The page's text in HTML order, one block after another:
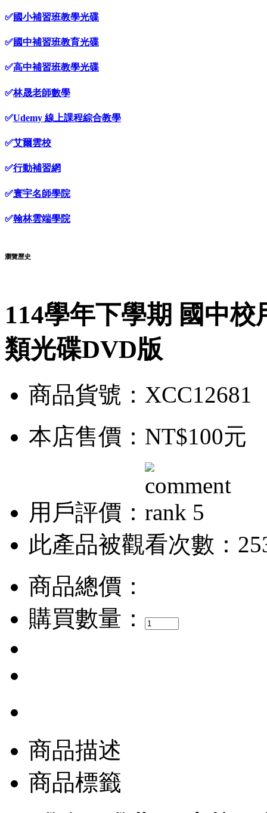
✅國小補習班教學光碟
✅國中補習班教育光碟
✅高中補習班教學光碟
✅林晟老師數學
✅Udemy 線上課程綜合教學
✅艾爾雲校
✅行動補習網
✅寰宇名師學院
✅翰林雲端學院
瀏覽歷史
114學年下學期 國中
類光碟DVD版
商品貨號：XCC12681
本店售價： NT$100元
用戶評價：
此產品被觀看次數：
商品總價：
購買數量：
商品描述
商品標籤